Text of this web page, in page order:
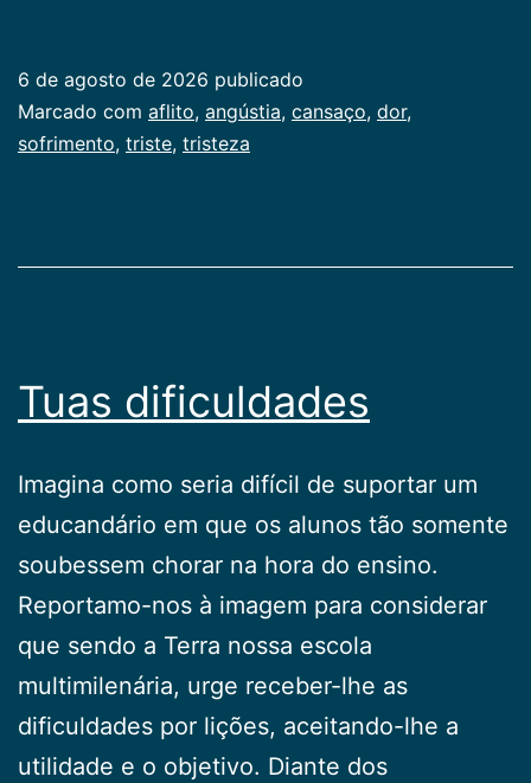
aflito
bem-
6 de agosto de 2026 publicado
Categorizado
como
Marcado com aflito, angústia, cansaço, dor,
sofrimento, triste, tristeza
Tuas dificuldades
Imagina como seria difícil de suportar um
educandário em que os alunos tão somente
soubessem chorar na hora do ensino.
Reportamo-nos à imagem para considerar
que sendo a Terra nossa escola
multimilenária, urge receber-lhe as
dificuldades por lições, aceitando-lhe a
utilidade e o objetivo. Diante dos